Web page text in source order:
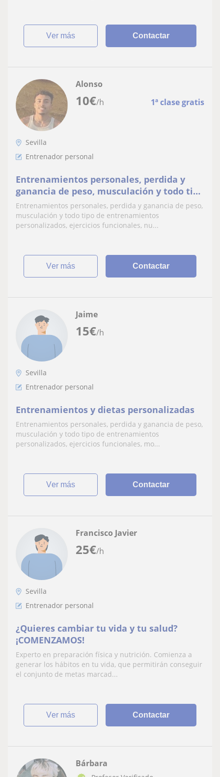
ver más Contactar
10€/h 1ª clase gratis
Alonso
Sevilla
Entrenador personal
Entrenamientos personales, perdida y
ganancia de peso, musculación y todo tipo
de entrenamientos personalizados,
ejercicios funcionales, nutricional y dietas
personalizadas, consulta tus objetivos y
Entrenamientos personales, perdida y ganancia de peso,
musculación y todo tipo de entrenamientos
personalizados, ejercicios funcionales, nu...
ver más Contactar
15€/h
Jaime
Sevilla
Entrenador personal
Entrenamientos y dietas personalizadas
Entrenamientos personales, perdida y ganancia de peso,
musculación y todo tipo de entrenamientos
personalizados, ejercicios funcionales, mo...
ver más Contactar
25€/h
Francisco Javier
Sevilla
Entrenador personal
¿Quieres cambiar tu vida y tu salud?
¡COMENZAMOS!
Experto en preparación física y nutrición. Comienza a
generar los hábitos en tu vida, que permitirán conseguir
el conjunto de metas marcad...
ver más Contactar
Bárbara